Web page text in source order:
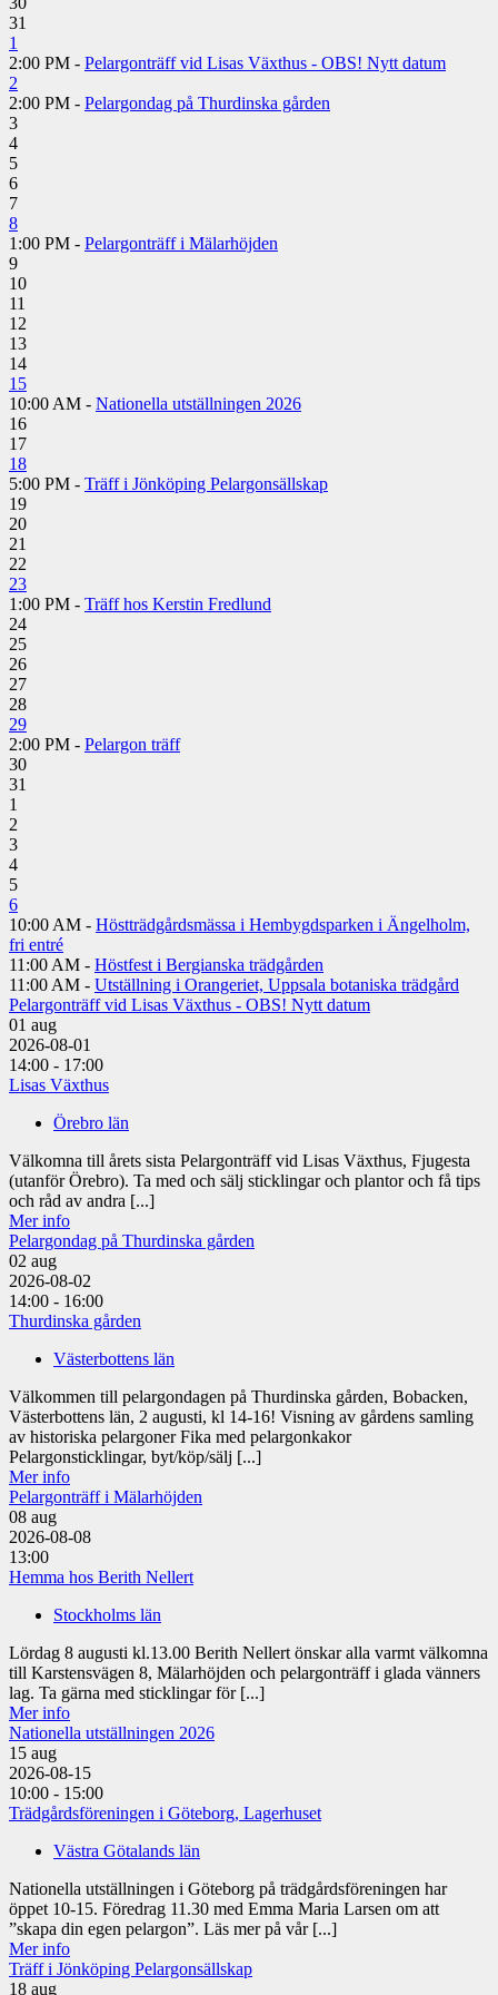
31
1
2:00 PM - Pelargonträff vid Lisas Växthus - OBS! Nytt datum
2
2:00 PM - Pelargondag på Thurdinska gården
3
4
5
6
7
8
1:00 PM - Pelargonträff i Mälarhöjden
9
10
11
12
13
14
15
10:00 AM - Nationella utställningen 2026
16
17
18
5:00 PM - Träff i Jönköping Pelargonsällskap
19
20
21
22
23
1:00 PM - Träff hos Kerstin Fredlund
24
25
26
27
28
29
2:00 PM - Pelargon träff
30
31
1
2
3
4
5
6
10:00 AM - Höstträdgårdsmässa i Hembygdsparken i Ängelholm,
fri entré
11:00 AM - Höstfest i Bergianska trädgården
11:00 AM - Utställning i Orangeriet, Uppsala botaniska trädgård
Pelargonträff vid Lisas Växthus - OBS! Nytt datum
01 aug
2026-08-01
14:00 - 17:00
Lisas Växthus
Örebro län
Välkomna till årets sista Pelargonträff vid Lisas Växthus, Fjugesta
(utanför Örebro). Ta med och sälj sticklingar och plantor och få tips
och råd av andra [...]
Mer info
Pelargondag på Thurdinska gården
02 aug
2026-08-02
14:00 - 16:00
Thurdinska gården
Västerbottens län
Välkommen till pelargondagen på Thurdinska gården, Bobacken,
Västerbottens län, 2 augusti, kl 14-16! Visning av gårdens samling
av historiska pelargoner Fika med pelargonkakor
Pelargonsticklingar, byt/köp/sälj [...]
Mer info
Pelargonträff i Mälarhöjden
08 aug
2026-08-08
13:00
Hemma hos Berith Nellert
Stockholms län
Lördag 8 augusti kl.13.00 Berith Nellert önskar alla varmt välkomna
till Karstensvägen 8, Mälarhöjden och pelargonträff i glada vänners
lag. Ta gärna med sticklingar för [...]
Mer info
Nationella utställningen 2026
15 aug
2026-08-15
10:00 - 15:00
Trädgårdsföreningen i Göteborg, Lagerhuset
Västra Götalands län
Nationella utställningen i Göteborg på trädgårdsföreningen har
öppet 10-15. Föredrag 11.30 med Emma Maria Larsen om att
”skapa din egen pelargon”. Läs mer på vår [...]
Mer info
Träff i Jönköping Pelargonsällskap
18 aug